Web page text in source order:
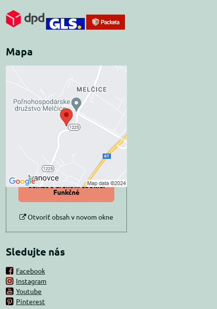
Mapa
Externý obsah je
blokovaný Voľbami
súkromia
Prajete si načítať externý obsah?
Povoliť tentokrát
Povoliť a zapamätať -
súhlas s druhom cookie:
Funkčné
Otvoriť obsah v novom okne
Sledujte nás
Facebook
Instagram
Youtube
Pinterest